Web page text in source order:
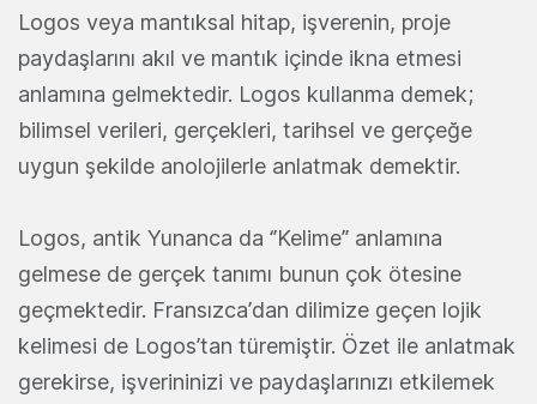
Logos veya mantıksal hitap, işverenin, proje
paydaşlarını akıl ve mantık içinde ikna etmesi
anlamına gelmektedir. Logos kullanma demek;
bilimsel verileri, gerçekleri, tarihsel ve gerçeğe
uygun şekilde anolojilerle anlatmak demektir.
Logos, antik Yunanca da ‘’Kelime’’ anlamına
gelmese de gerçek tanımı bunun çok ötesine
geçmektedir. Fransızca’dan dilimize geçen lojik
kelimesi de Logos’tan türemiştir. Özet ile anlatmak
gerekirse, işverininizi ve paydaşlarınızı etkilemek